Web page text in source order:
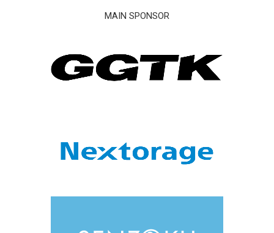
MAIN SPONSOR
2025.08.02(土)&03(日) ワンマンライブ ”THE GREATEST SHOW FINAL” / 2DAYS !!